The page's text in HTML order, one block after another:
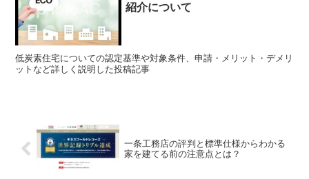
紹介について
低炭素住宅についての認定基準や対象条件、申請・メリット・デメリ
ットなど詳しく説明した投稿記事
一条工務店の評判と標準仕様からわかる
家を建てる前の注意点とは？